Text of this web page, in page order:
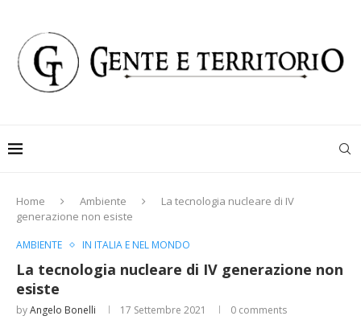
Home Ambiente
La tecnologia nucleare di IV
generazione non esiste
AMBIENTE IN ITALIA E NEL MONDO
La tecnologia nucleare di IV generazione non
esiste
byAngelo Bonelli 17 Settembre 2021 0 comments